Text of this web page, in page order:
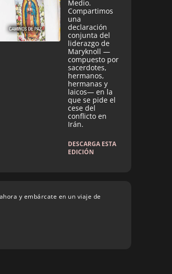
Medio.
Compartimos
una
declaración
conjunta del
liderazgo de
Maryknoll —
compuesto por
sacerdotes,
hermanos,
hermanas y
laicos— en la
que se pide el
cese del
conflicto en
Irán.
DESCARGA ESTA
EDICIÓN
y embárcate en un viaje de